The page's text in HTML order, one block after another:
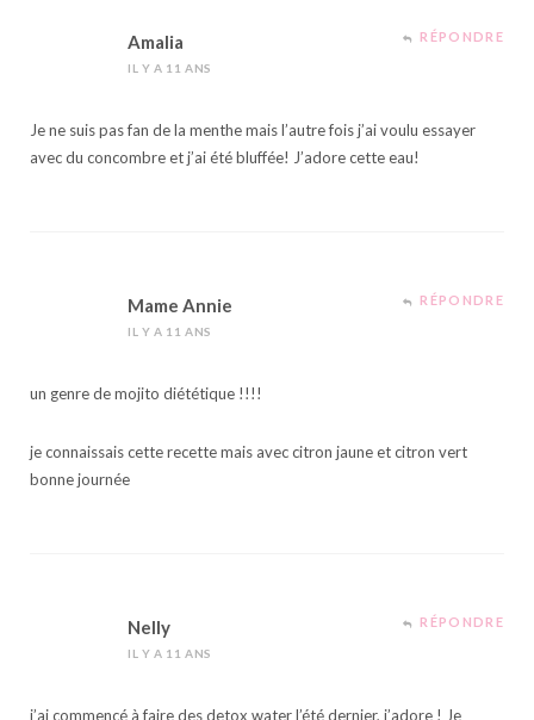
Amalia
IL Y A 11 ANS
RÉPONDRE
Je ne suis pas fan de la menthe mais l’autre fois j’ai voulu essayer
avec du concombre et j’ai été bluffée! J’adore cette eau!
Mame Annie
IL Y A 11 ANS
RÉPONDRE
un genre de mojito diététique !!!!
je connaissais cette recette mais avec citron jaune et citron vert
bonne journée
Nelly
IL Y A 11 ANS
RÉPONDRE
j’ai commencé à faire des detox water l’été dernier, j’adore ! Je